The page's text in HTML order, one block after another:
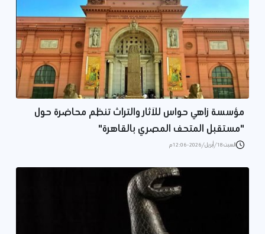
مؤسسة زاهي حواس للآثار والتراث تنظم محاضرة حول
"مستقبل المتحف المصري بالقاهرة"
السبت 18/أبريل/2026 - 12:06 م